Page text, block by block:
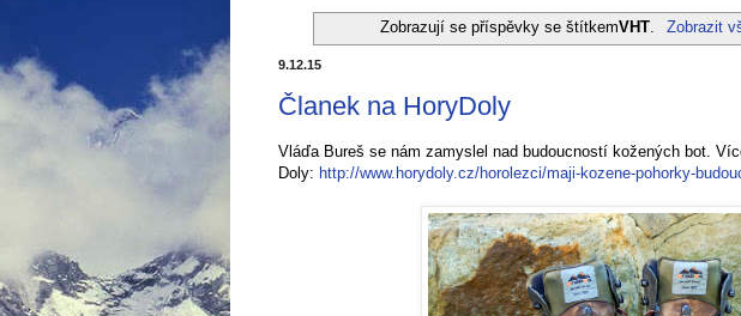
Zobrazují se příspěvky se štítkemVHT Zobrazit
9.12.15
Članek na HoryDoly
Vláďa Bureš se nám zamyslel nad budoucností kožených bot.
Doly: http://www.horydoly.cz/horolezci/maji-kozene-pohorky-